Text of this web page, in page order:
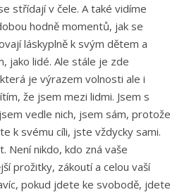
střídají v čele. A také vidíme
hodně momentů, jak se
láskyplně k svým dětem a
jako lidé. Ale stále je zde
je výrazem volnosti ale i
že jsem mezi lidmi. Jsem s
vedle nich, jsem sám, protože
k svému cíli, jste vždycky sami.
Není nikdo, kdo zná vaše
prožitky, zákoutí a celou vaší
pokud jdete ke svobodě, jdete